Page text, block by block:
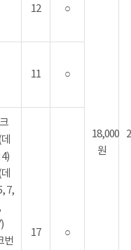
18,000
원
12 ○
11 ○
7,
번
17 ○